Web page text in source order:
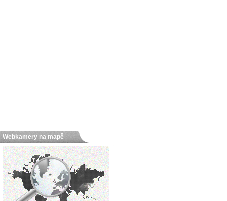
Webkamery na mapě